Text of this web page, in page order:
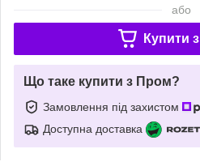
або
Купити з
Що таке купити з Пром?
Замовлення під захистом
Доступна доставка